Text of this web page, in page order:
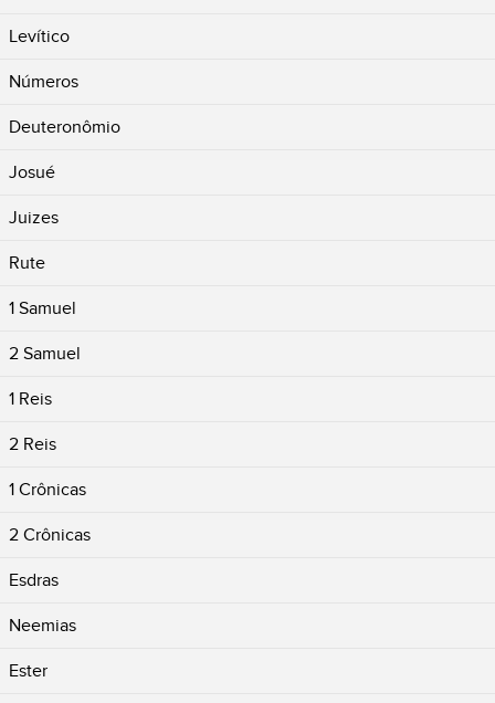
Levítico
Números
Deuteronômio
Josué
Juizes
Rute
1 Samuel
2 Samuel
1 Reis
2 Reis
1 Crônicas
2 Crônicas
Esdras
Neemias
Ester